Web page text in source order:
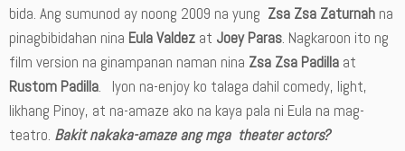
bida. Ang sumunod ay noong 2009 na yung Zsa Zsa Zaturnah na
pinagbibidahan nina Eula Valdez at Joey Paras. Nagkaroon ito ng
film version na ginampanan naman nina Zsa Zsa Padilla at
Rustom Padilla. Iyon na-enjoy ko talaga dahil comedy, light,
likhang Pinoy, at na-amaze ako na kaya pala ni Eula na mag-
teatro. Bakit nakaka-amaze ang mga theater actors?